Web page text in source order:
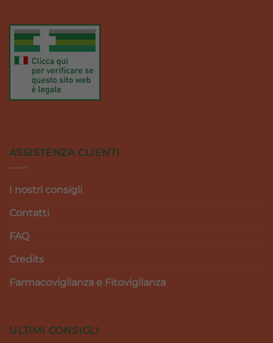
ASSISTENZA CLIENTI
I nostri consigli
Contatti
FAQ
Credits
Farmacovigilanza e Fitovigilanza
ULTIMI CONSIGLI